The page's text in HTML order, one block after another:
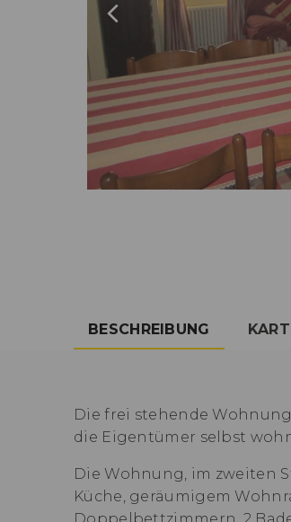
BESCHREIBUNG
Die frei stehende
die Eigentümer selbst
Die Wohnung, im zweiten
Küche, geräumigem
Doppelbettzimmern, 2